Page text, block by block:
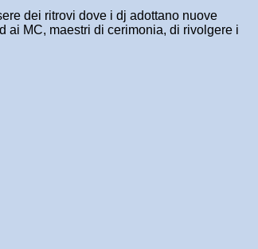
dei ritrovi dove i dj adottano nuove
ai MC, maestri di cerimonia, di rivolgere i